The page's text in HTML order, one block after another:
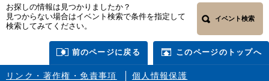
お探しの情報は見つかりましたか？
見つからない場合はイベント検索で条件を指定して
検索してみてください。
イベント検索
前のページに戻る このページのトップへ
リンク・著作権・免責事項 個人情報保護